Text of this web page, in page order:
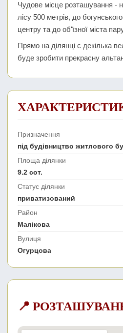
Чудове місце розташування -
лісу 500 метрів, до
центру та до об'їзної міста
Прямо на ділянці є декілька
буде зробити прекрасну
Призначення
під будівництво житлового
Площа ділянки
9.2 сот.
Статус ділянки
приватизований
Район
Малікова
Вулиця
Огурцова
📍